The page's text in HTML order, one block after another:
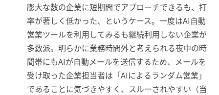
膨大な数の企業に短期間でアプローチできるも、打
率が著しく低かった、というケース。一度はAI自動
営業ツールを利用してみるも継続利用しない企業が
多数派。明らかに業務時間外と考えられる夜中の時
間帯にもAIが自動メールを送信するため、メールを
受け取った企業担当者は「AIによるランダム営業」
であることに気づきやすく、スルーされやすい（当